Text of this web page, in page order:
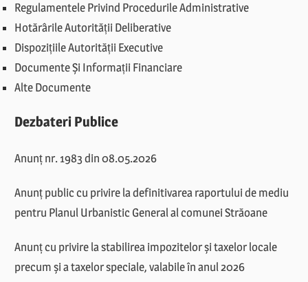
Regulamentele Privind Procedurile Administrative
Hotărârile Autorității Deliberative
Dispozițiile Autorității Executive
Documente Și Informații Financiare
Alte Documente
Dezbateri Publice
Anunț nr. 1983 din 08.05.2026
Anunț public cu privire la definitivarea raportului de mediu
pentru Planul Urbanistic General al comunei Străoane
Anunț cu privire la stabilirea impozitelor și taxelor locale
precum și a taxelor speciale, valabile în anul 2026